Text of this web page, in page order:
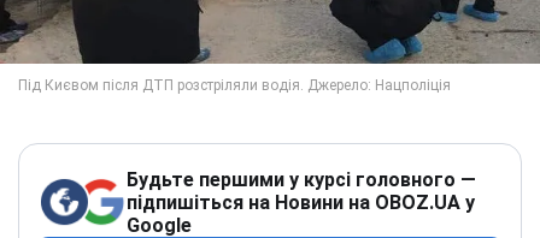
Будьте першими у курсі головного —
підпишіться на Новини на OBOZ.UA у
Google